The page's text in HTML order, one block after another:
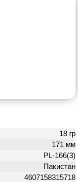
18 гр
171 мм
PL-166(3)
Пакистан
4607158315718